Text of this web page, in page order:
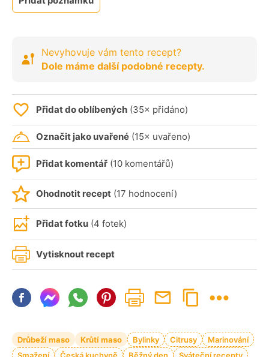
Nevyhovuje vám tento recept?
Dole máme další podobné recepty.
Přidat do oblíbených (35× přidáno)
Označit jako uvařené (15× uvařeno)
Přidat komentář (10 komentářů)
Ohodnotit recept (17 hodnocení)
Přidat fotku (4 fotek)
Vytisknout recept
Drůbeží maso Krůtí maso Bylinky Citrusy
Marinování